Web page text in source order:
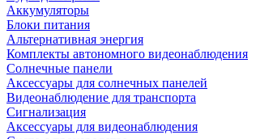
Аккумуляторы
Блоки питания
Альтернативная энергия
Комплекты автономного видеонаблюдения
Солнечные панели
Аксессуары для солнечных панелей
Видеонаблюдение для транспорта
Сигнализация
Аксессуары для видеонаблюдения